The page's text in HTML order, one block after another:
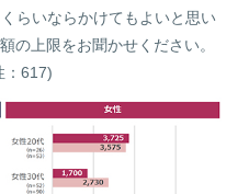
らいならかけてもよいと思い
の上限をお聞かせください。
617)